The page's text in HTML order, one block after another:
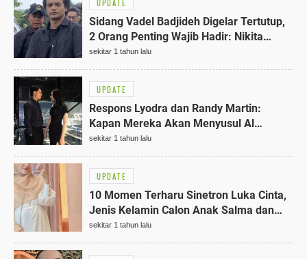
UPDATE
Sidang Vadel Badjideh Digelar Tertutup,
2 Orang Penting Wajib Hadir: Nikita
Mirzani dan Anaknya
sekitar 1 tahun lalu
UPDATE
Respons Lyodra dan Randy Martin:
Kapan Mereka Akan Menyusul Al
Ghazali dan Alyssa ke Pelaminan? 100%
sekitar 1 tahun lalu
UPDATE
10 Momen Terharu Sinetron Luka Cinta,
Jenis Kelamin Calon Anak Salma dan
William Terungkap
sekitar 1 tahun lalu